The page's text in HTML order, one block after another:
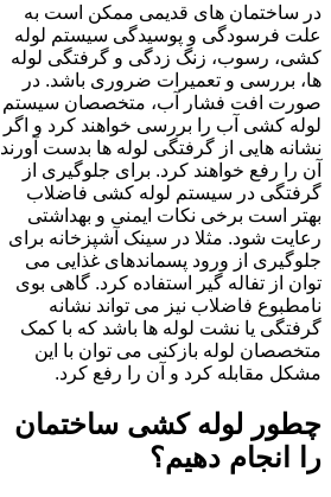
در ساختمان های قدیمی ممکن است به
علت فرسودگی و پوسیدگی سیستم لوله
کشی، رسوب، زنگ زدگی و گرفتگی لوله
ها، بررسی و تعمیرات ضروری باشد. در
صورت افت فشار آب، متخصصان سیستم
لوله کشی آب را بررسی خواهند کرد و اگر
نشانه هایی از گرفتگی لوله ها بدست آورند
آن را رفع خواهند کرد. برای جلوگیری از
گرفتگی در سیستم لوله کشی فاضلاب
بهتر است برخی نکات ایمنی و بهداشتی
رعایت شود. مثلا در سینک آشپزخانه برای
جلوگیری از ورود پسماندهای غذایی می
توان از تفاله گیر استفاده کرد. گاهی بوی
نامطبوع فاضلاب نیز می تواند نشانه
گرفتگی یا نشت لوله ها باشد که با کمک
متخصصان لوله بازکنی می توان با این
مشکل مقابله کرد و آن را رفع کرد.
چطور لوله کشی ساختمان
را انجام دهیم؟